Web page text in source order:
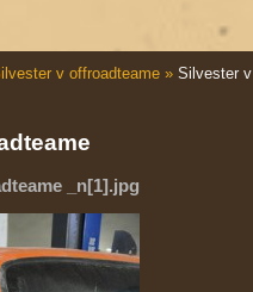
v offroadteame » Silvester v
_n[1].jpg